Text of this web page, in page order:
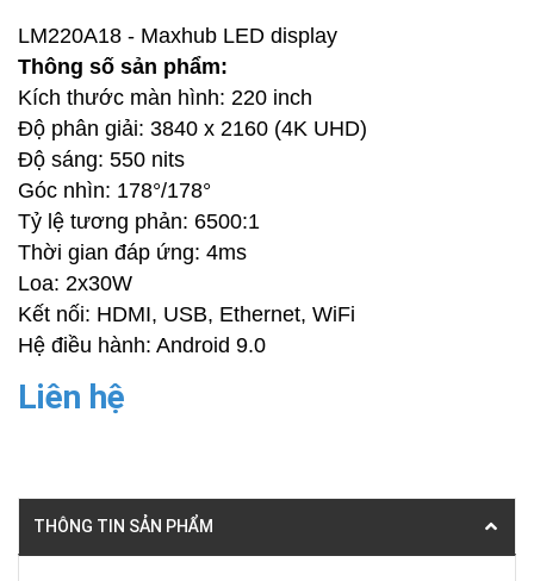
LM220A18 - Maxhub LED display
Thông số sản phẩm:
Kích thước màn hình: 220 inch
Độ phân giải: 3840 x 2160 (4K UHD)
Độ sáng: 550 nits
Góc nhìn: 178°/178°
Tỷ lệ tương phản: 6500:1
Thời gian đáp ứng: 4ms
Loa: 2x30W
Kết nối: HDMI, USB, Ethernet, WiFi
Hệ điều hành: Android 9.0
Liên hệ
THÔNG TIN SẢN PHẨM